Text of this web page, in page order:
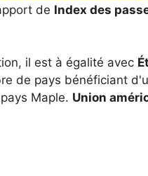
de Index des
il est à égalité avec
de pays bénéficiant
Maple. Union